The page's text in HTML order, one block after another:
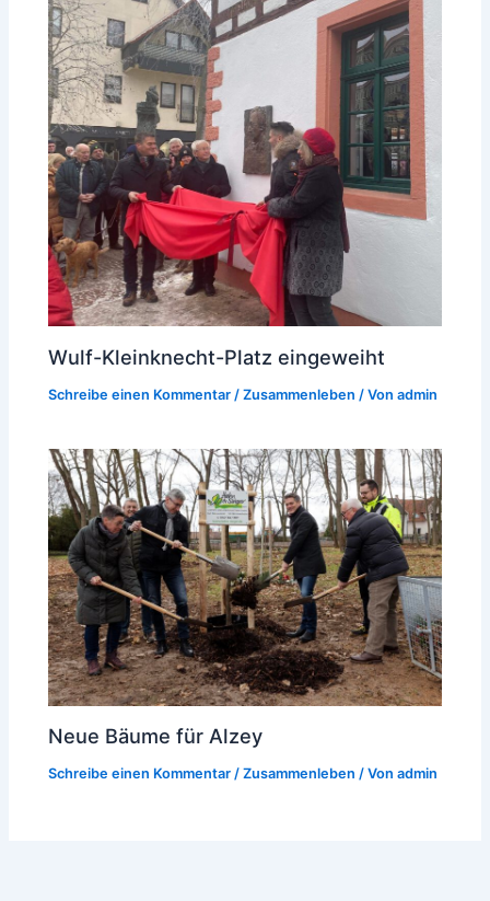
Wulf-Kleinknecht-Platz eingeweiht
Schreibe einen Kommentar /Zusammenleben / Vonadmin
Neue Bäume für Alzey
Schreibe einen Kommentar /Zusammenleben / Vonadmin